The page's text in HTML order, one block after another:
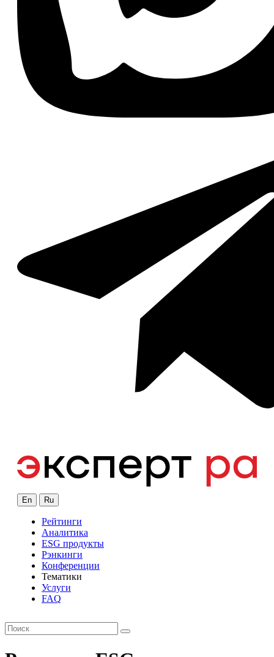
En Ru
Рейтинги
Аналитика
ESG продукты
Рэнкинги
Конференции
Тематики
Услуги
FAQ